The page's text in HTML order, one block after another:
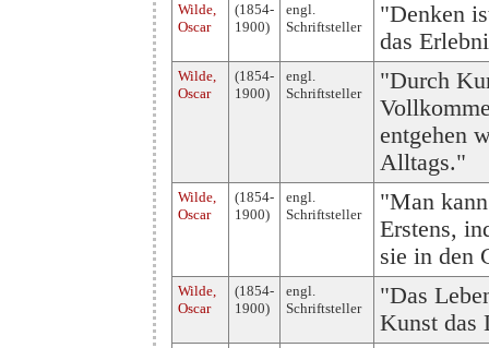
Wilde,
Oscar
(1854-
1900)
engl.
Schriftsteller
"Denken
das
Wilde,
Oscar
(1854-
1900)
engl.
Schriftsteller
"Durch
entgehen
Alltags."
Wilde,
Oscar
(1854-
1900)
engl.
Schriftsteller
"Man
Erstens,
sie in den
Wilde,
Oscar
(1854-
1900)
engl.
Schriftsteller
"Das
Kunst das